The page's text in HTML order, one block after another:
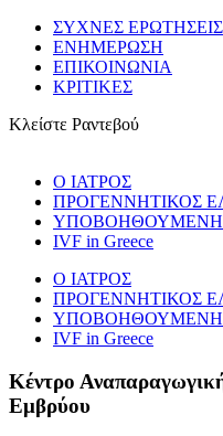
ΣΥΧΝΕΣ ΕΡΩΤΗΣΕΙΣ
ΕΝΗΜΕΡΩΣΗ
ΕΠΙΚΟΙΝΩΝΙΑ
ΚΡΙΤΙΚΕΣ
Κλείστε Ραντεβού
Ο ΙΑΤΡΟΣ
ΠΡΟΓΕNNΗΤΙΚΟΣ
ΥΠΟΒΟΗΘΟΥΜΕΝΗ
IVF in Greece
Ο ΙΑΤΡΟΣ
ΠΡΟΓΕNNΗΤΙΚΟΣ
ΥΠΟΒΟΗΘΟΥΜΕΝΗ
IVF in Greece
Κέντρο
Εμβρύου